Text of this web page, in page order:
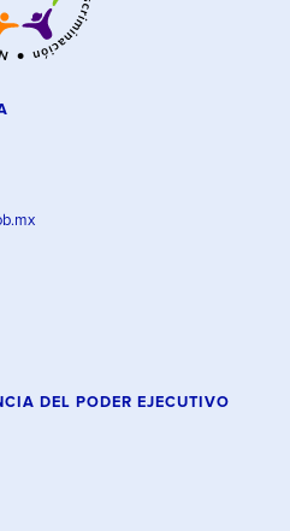
DEL PODER EJECUTIVO